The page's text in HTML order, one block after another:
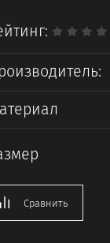
Сравнить